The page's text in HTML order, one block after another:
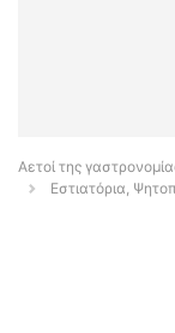
Αετοί της
Εστιατόρια,